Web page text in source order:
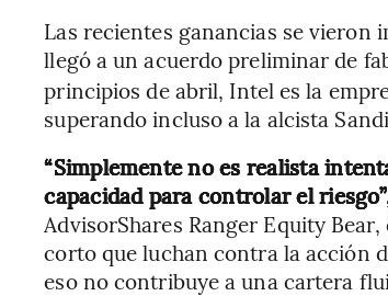
Las recientes ganancias se vieron
llegó a un acuerdo preliminar de
principios de abril, Intel es la
superando incluso a la alcista
“Simplemente no es realista
capacidad para controlar el
AdvisorShares Ranger Equity
corto que luchan contra la acción
eso no contribuye a una cartera